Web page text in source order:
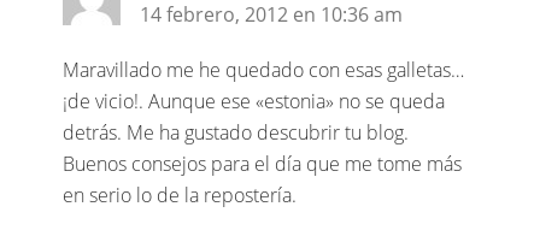
14 febrero, 2012 en 10:36 am
Maravillado me he quedado con esas galletas…
¡de vicio!. Aunque ese «estonia» no se queda
detrás. Me ha gustado descubrir tu blog.
Buenos consejos para el día que me tome más
en serio lo de la repostería.